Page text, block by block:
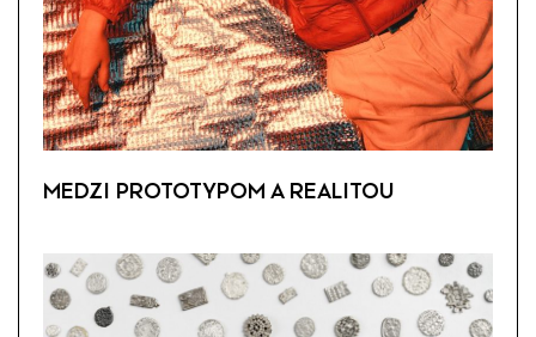
MEDZI PROTOTYPOM A REALITOU